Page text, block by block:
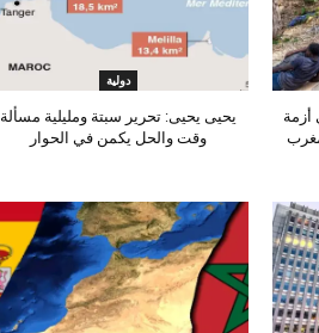
أزمة
دولية
يحيى يحيى: تحرير سبتة ومليلية مسألة
وقت والحل يكمن في الحوار